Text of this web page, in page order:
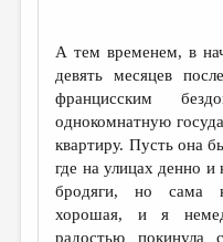
А тем временем, в
девять месяцев
францисским
однокомнатную
квартиру. Пусть она
где на улицах денно
бродяги, но сама
хорошая, и я
радостью покинула